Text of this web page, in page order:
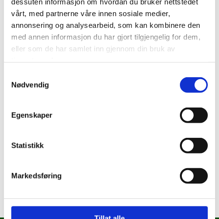
vårt, med partnerne våre innen sosiale medier,
annonsering og analysearbeid, som kan kombinere den
med annen informasjon du har gjort tilgjengelig for dem,
eller som de har samlet inn gjennom din bruk av
Nødvendig
Egenskaper
Statistikk
Markedsføring
for å skrive inn teksten din. Klikk her for å skrive inn teksten
din. Klikk her for å skrive inn teksten din.